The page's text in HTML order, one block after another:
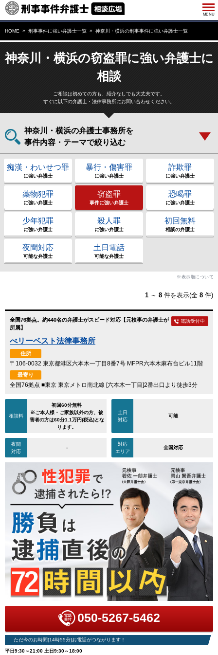
HOME 刑事事件に強い弁護士一覧 神奈川・横浜の刑事事件に強い弁護士一覧
神奈川・横浜の窃盗罪に強い弁護士に
相談
ご相談は初めての方も、紹介なしでも大丈夫です。
すぐに以下の弁護士・法律事務所にお問い合わせください。
神奈川・横浜の弁護士事務所を
事件内容・テーマで絞り込む
痴漢・わいせつ罪
に強い弁護士
暴行・傷害罪
に強い弁護士
詐欺罪
に強い弁護士
薬物犯罪
に強い弁護士
窃盗罪
事件に強い弁護士
恐喝罪
に強い弁護士
少年犯罪
に強い弁護士
殺人罪
に強い弁護士
初回無料
相談の弁護士
夜間対応
可能な弁護士
土日電話
可能な弁護士
※表示順について
1 ～ 8 件を表示(全 8 件)
全国76拠点。約440名の弁護士がスピード対応【元検事の弁護士が
所属】
べリーベスト法律事務所
住所
〒106-0032 東京都港区六本木一丁目8番7号 MFPR六本木麻布台ビル11階
最寄り
全国76拠点 ■東京 東京メトロ南北線 [六本木一丁目]2番出口より徒歩3分
電話受付中
相談料
初回60分無料
※ご本人様・ご家族以外の方、被
害者の方は60分1.1万円(税込)とな
ります。
土日
対応
可能
夜間
対応
-
対応
エリア
全国対応
050-5267-5462
ただ今のお時間[14時55分]お電話がつながります！
平日9:30～21:00 土日9:30～18:00